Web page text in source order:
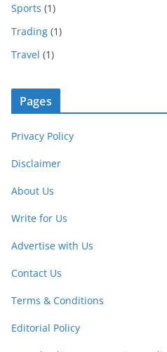
Sports (1)
Trading (1)
Travel (1)
Pages
Privacy Policy
Disclaimer
About Us
Write for Us
Advertise with Us
Contact Us
Terms & Conditions
Editorial Policy